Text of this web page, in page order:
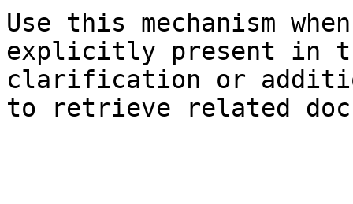
Use this mechanism
explicitly present in
clarification or